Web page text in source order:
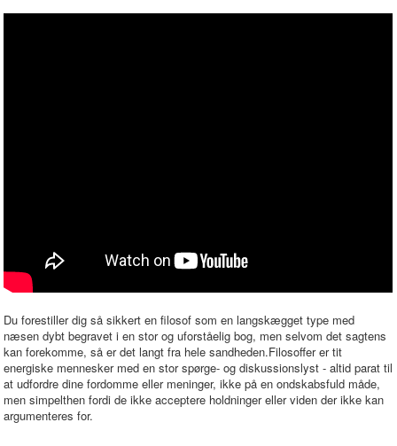
Du forestiller dig så sikkert en filosof som en langskægget type med
næsen dybt begravet i en stor og uforståelig bog, men selvom det sagtens
kan forekomme, så er det langt fra hele sandheden.Filosoffer er tit
energiske mennesker med en stor spørge- og diskussionslyst - altid parat til
at udfordre dine fordomme eller meninger, ikke på en ondskabsfuld måde,
men simpelthen fordi de ikke acceptere holdninger eller viden der ikke kan
argumenteres for.